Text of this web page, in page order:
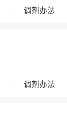
调剂办法
调剂办法